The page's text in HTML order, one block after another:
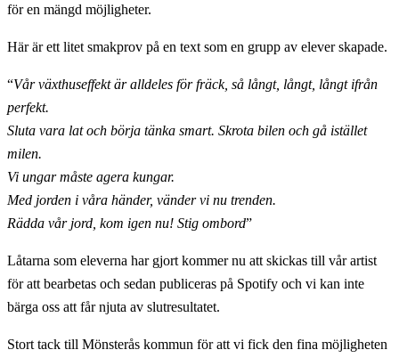
för en mängd möjligheter.
Här är ett litet smakprov på en text som en grupp av elever skapade.
“Vår växthuseffekt är alldeles för fräck, så långt, långt, långt ifrån
perfekt.
Sluta vara lat och börja tänka smart. Skrota bilen och gå istället
milen.
Vi ungar måste agera kungar.
Med jorden i våra händer, vänder vi nu trenden.
Rädda vår jord, kom igen nu! Stig ombord”
Låtarna som eleverna har gjort kommer nu att skickas till vår artist
för att bearbetas och sedan publiceras på Spotify och vi kan inte
bärga oss att får njuta av slutresultatet.
Stort tack till Mönsterås kommun för att vi fick den fina möjligheten